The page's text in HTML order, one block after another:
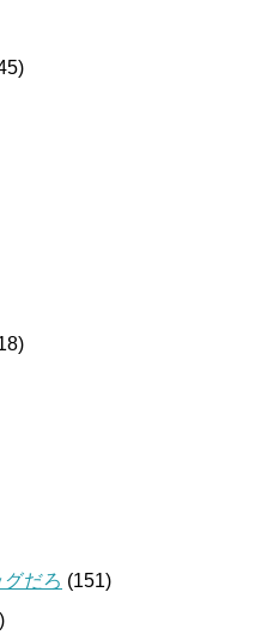
だろ (151)